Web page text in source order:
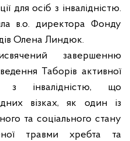
для осіб з інвалідністю.
в.о. директора Фонду
Олена Линдюк.
завершенню
Таборів активної
з інвалідністю, що
візках, як один із
та соціального стану
травми хребта та